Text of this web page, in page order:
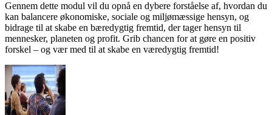
Gennem dette modul vil du opnå en dybere forståelse af, hvordan du
kan balancere økonomiske, sociale og miljømæssige hensyn, og
bidrage til at skabe en bæredygtig fremtid, der tager hensyn til
mennesker, planeten og profit. Grib chancen for at gøre en positiv
forskel – og vær med til at skabe en væredygtig fremtid!